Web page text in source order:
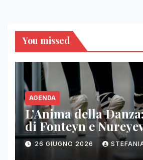
You missed
AGENDA
L’Anima della
di Fonteyn e
Sinergie Rock
26 GIUGNO 2026